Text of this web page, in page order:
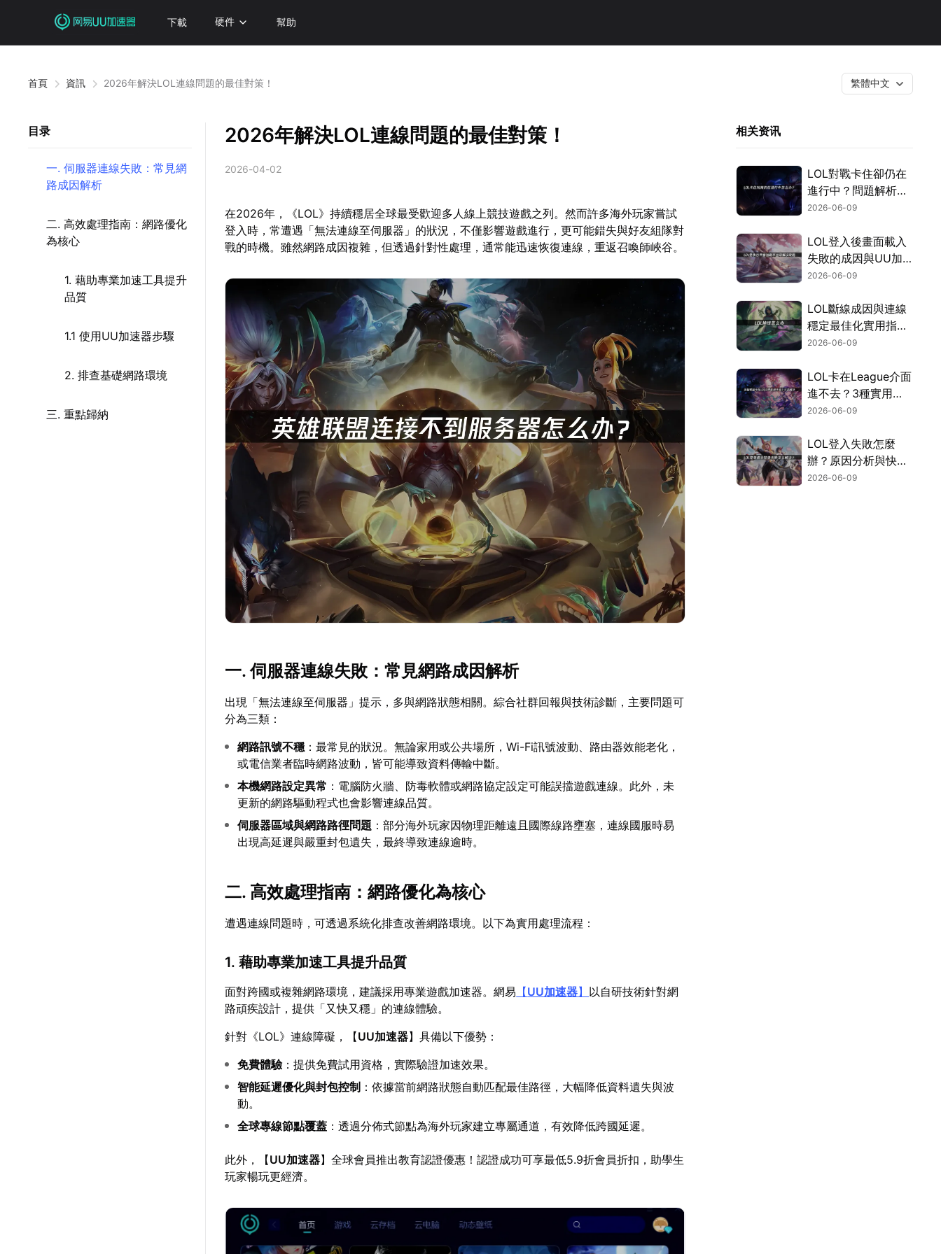
下載 硬件 幫助
首頁 資訊 2026年解決LOL連線問題的最佳對策！ 繁體中文
目录
一. 伺服器連線失敗：常見網
路成因解析
二. 高效處理指南：網路優化
為核心
1. 藉助專業加速工具提升
品質
1.1 使用UU加速器步驟
2. 排查基礎網路環境
三. 重點歸納
2026年解決LOL連線問題的最佳對策！
2026-04-02
在2026年，《LOL》持續穩居全球最受歡迎多人線上競技遊戲之列。然而許多海外玩家嘗試
登入時，常遭遇「無法連線至伺服器」的狀況，不僅影響遊戲進行，更可能錯失與好友組隊對
戰的時機。雖然網路成因複雜，但透過針對性處理，通常能迅速恢復連線，重返召喚師峽谷。
一. 伺服器連線失敗：常見網路成因解析
出現「無法連線至伺服器」提示，多與網路狀態相關。綜合社群回報與技術診斷，主要問題可
分為三類：
網路訊號不穩 ：最常見的狀況。無論家用或公共場所，Wi-Fi訊號波動、路由器效能老化，
或電信業者臨時網路波動，皆可能導致資料傳輸中斷。
本機網路設定異常 ：電腦防火牆、防毒軟體或網路協定設定可能誤擋遊戲連線。此外，未
更新的網路驅動程式也會影響連線品質。
伺服器區域與網路路徑問題 ：部分海外玩家因物理距離遠且國際線路壅塞，連線國服時易
出現高延遲與嚴重封包遺失，最終導致連線逾時。
二. 高效處理指南：網路優化為核心
遭遇連線問題時，可透過系統化排查改善網路環境。以下為實用處理流程：
1. 藉助專業加速工具提升品質
面對跨國或複雜網路環境，建議採用專業遊戲加速器。網易 【UU加速器】 以自研技術針對網
路頑疾設計，提供「又快又穩」的連線體驗。
針對《LOL》連線障礙，【UU加速器】具備以下優勢：
免費體驗：提供免費試用資格，實際驗證加速效果。
智能延遲優化與封包控制 ：依據當前網路狀態自動匹配最佳路徑，大幅降低資料遺失與波
動。
全球專線節點覆蓋 ：透過分佈式節點為海外玩家建立專屬通道，有效降低跨國延遲。
此外，【UU加速器】全球會員推出教育認證優惠！認證成功可享最低5.9折會員折扣，助學生
玩家暢玩更經濟。
相关资讯
LOL對戰卡住卻仍在
進行中？問題解析與
高效率解決方案總整
2026-06-09
LOL登入後畫面載入
失敗的成因與UU加
速器應對方案！
2026-06-09
LOL斷線成因與連線
穩定最佳化實用指
南！
2026-06-09
LOL卡在League介面
進不去？3種實用解
決方法助你快速進遊
2026-06-09
LOL登入失敗怎麼
辦？原因分析與快速
修復教學！
2026-06-09